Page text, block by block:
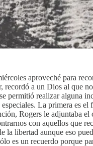
aproveché para
a un Dios al que
permitió realizar alguna
La primera es el
Rogers le adjuntaba
con aquellos que
la libertad aunque eso
es un recuerdo porque